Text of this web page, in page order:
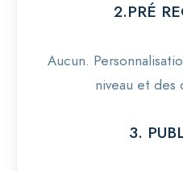
2.PRÉ
Aucun.
niveau et des
3.